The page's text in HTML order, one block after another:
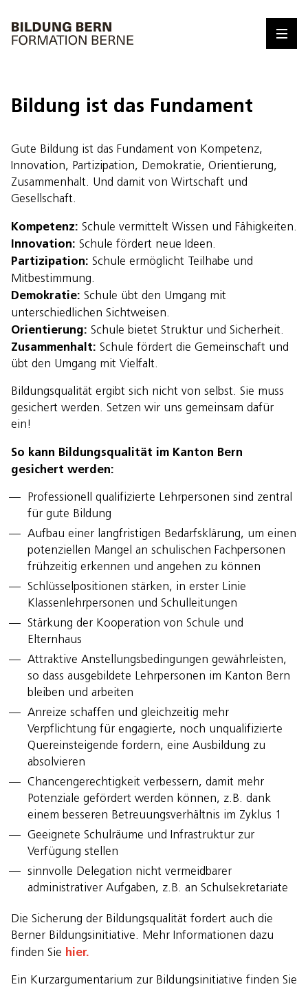
Bildung ist das Fundament
Gute Bildung ist das Fundament von Kompetenz,
Innovation, Partizipation, Demokratie, Orientierung,
Zusammenhalt. Und damit von Wirtschaft und
Gesellschaft.
Kompetenz: Schule vermittelt Wissen und Fähigkeiten.
Innovation: Schule fördert neue Ideen.
Partizipation: Schule ermöglicht Teilhabe und
Mitbestimmung.
Demokratie: Schule übt den Umgang mit
unterschiedlichen Sichtweisen.
Orientierung: Schule bietet Struktur und Sicherheit.
Zusammenhalt: Schule fördert die Gemeinschaft und
übt den Umgang mit Vielfalt.
Bildungsqualität ergibt sich nicht von selbst. Sie muss
gesichert werden. Setzen wir uns gemeinsam dafür
ein!
So kann Bildungsqualität im Kanton Bern
gesichert werden:
Professionell qualifizierte Lehrpersonen sind zentral
für gute Bildung
Aufbau einer langfristigen Bedarfsklärung, um einen
potenziellen Mangel an schulischen Fachpersonen
frühzeitig erkennen und angehen zu können
Schlüsselpositionen stärken, in erster Linie
Klassenlehrpersonen und Schulleitungen
Stärkung der Kooperation von Schule und
Elternhaus
Attraktive Anstellungsbedingungen gewährleisten,
so dass ausgebildete Lehrpersonen im Kanton Bern
bleiben und arbeiten
Anreize schaffen und gleichzeitig mehr
Verpflichtung für engagierte, noch unqualifizierte
Quereinsteigende fordern, eine Ausbildung zu
absolvieren
Chancengerechtigkeit verbessern, damit mehr
Potenziale gefördert werden können, z.B. dank
einem besseren Betreuungsverhältnis im Zyklus 1
Geeignete Schulräume und Infrastruktur zur
Verfügung stellen
sinnvolle Delegation nicht vermeidbarer
administrativer Aufgaben, z.B. an Schulsekretariate
Die Sicherung der Bildungsqualität fordert auch die
Berner Bildungsinitiative. Mehr Informationen dazu
finden Sie hier.
Ein Kurzargumentarium zur Bildungsinitiative finden Sie